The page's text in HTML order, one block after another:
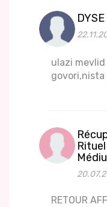
DYSE
ulazi
govori,nista
RETOUR